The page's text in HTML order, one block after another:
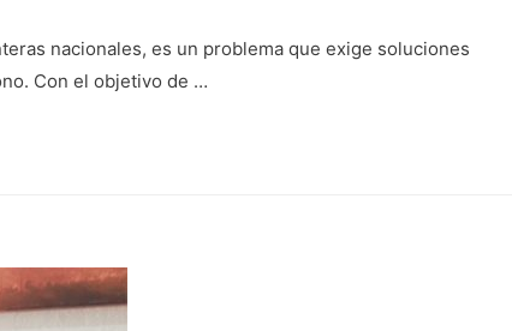
nacionales, es un problema que exige soluciones
Con el objetivo de …